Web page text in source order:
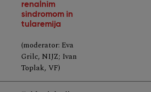
renalnim
sindromom in
tularemija
(moderator: Eva
Grilc, NIJZ; Ivan
Toplak, VF)